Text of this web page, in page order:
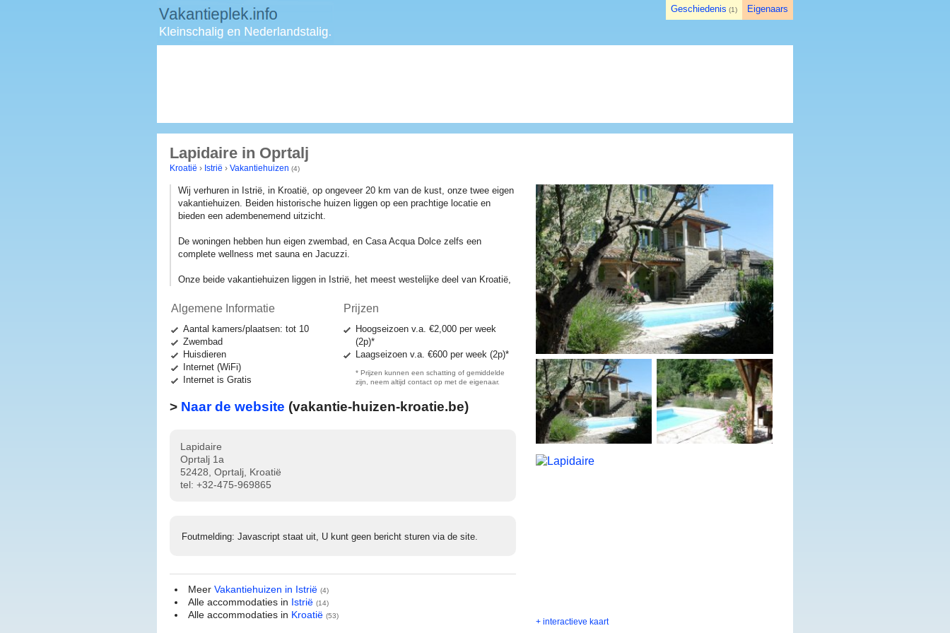
Lapidaire in Oprtalj
Kroatië › Istrië › Vakantiehuizen (4)
Wij verhuren in Istrië, in Kroatië, op ongeveer 20 km van de kust, onze twee eigen
vakantiehuizen. Beiden historische huizen liggen op een prachtige locatie en
bieden een adembenemend uitzicht.
De woningen hebben hun eigen zwembad, en Casa Acqua Dolce zelfs een
complete wellness met sauna en Jacuzzi.
Onze beide vakantiehuizen liggen in Istrië, het meest westelijke deel van Kroatië,
Algemene Informatie
Aantal kamers/plaatsen: tot 10
Zwembad
Huisdieren
Internet (WiFi)
Internet is Gratis
Prijzen
Hoogseizoen v.a. €2,000 per week
(2p)*
Laagseizoen v.a. €600 per week (2p)*
* Prijzen kunnen een schatting of gemiddelde
zijn, neem altijd contact op met de eigenaar.
> Naar de website (vakantie-huizen-kroatie.be)
Lapidaire
Oprtalj 1a
52428, Oprtalj, Kroatië
tel: +32-475-969865
Foutmelding: Javascript staat uit, U kunt geen bericht sturen via de site.
Meer Vakantiehuizen in Istrië (4)
Alle accommodaties in Istrië (14)
Alle accommodaties in Kroatië (53)
+ interactieve kaart
Eigenaars
Geschiedenis (1)